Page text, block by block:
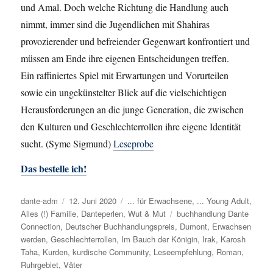
und Amal. Doch welche Richtung die Handlung auch
nimmt, immer sind die Jugendlichen mit Shahiras
provozierender und befreiender Gegenwart konfrontiert und
müssen am Ende ihre eigenen Entscheidungen treffen.
Ein raffiniertes Spiel mit Erwartungen und Vorurteilen
sowie ein ungekünstelter Blick auf die vielschichtigen
Herausforderungen an die junge Generation, die zwischen
den Kulturen und Geschlechterrollen ihre eigene Identität
sucht. (Syme Sigmund)Leseprobe
Das bestelle ich!
Autor
dante-adm
Veröffentlicht
am
12. Juni 2020 Kategorien
... für Erwachsene, ... Young Adult,
Alles (!) Familie, Danteperlen,Wut & Mut Schlagwörter
buchhandlung Dante
Connection, Deutscher Buchhandlungspreis, Dumont, Erwachsen
werden,Geschlechterrollen, Im Bauch der Königin, Irak, Karosh
Taha, Kurden,kurdische Community, Leseempfehlung, Roman,
Ruhrgebiet,Väter